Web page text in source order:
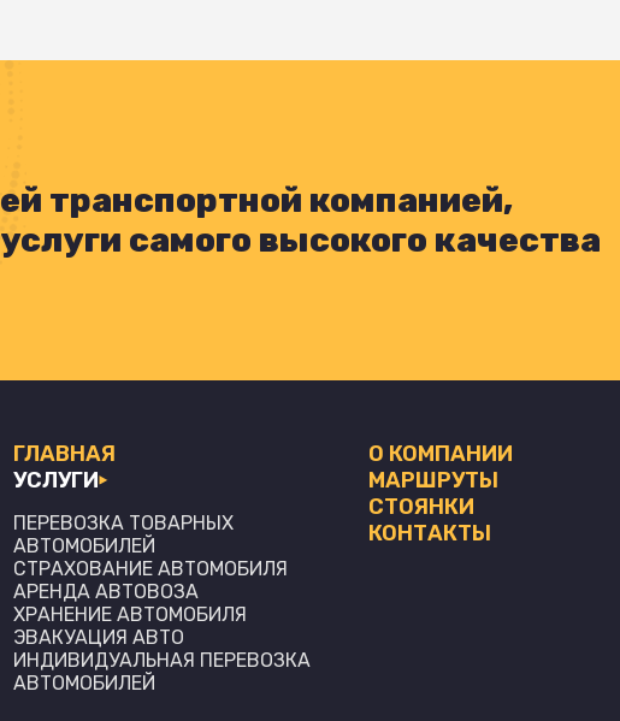
транспортной компанией,
самого высокого качества
ГЛАВНАЯ
УСЛУГИ
ПЕРЕВОЗКА ТОВАРНЫХ
АВТОМОБИЛЕЙ
СТРАХОВАНИЕ АВТОМОБИЛЯ
АРЕНДА АВТОВОЗА
ХРАНЕНИЕ АВТОМОБИЛЯ
ЭВАКУАЦИЯ АВТО
ИНДИВИДУАЛЬНАЯ ПЕРЕВОЗКА
АВТОМОБИЛЕЙ
О КОМПАНИИ
МАРШРУТЫ
СТОЯНКИ
КОНТАКТЫ